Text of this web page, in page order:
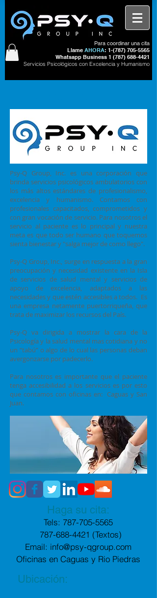
Para coordinar una cita
Llame AHORA: 1-(787) 705-5565
Whatsapp Business 1 (787) 688-4421
Servicios Psicológicos con Excelencia y Humanismo
Psy-Q Group, Inc. es una corporación que
brinda servicios psicológicos ambulatorios con
los más altos estándares de profesionalismo,
excelencia y humanismo. Contamos con
profesionales capacitados, comprometidos y
con gran vocación de servicio. Para nosotros el
servicio al paciente es lo principal y nuestra
meta es que todo ser humano que toquemos
sienta bienestar y "salga mejor de como llego".
Psy-Q Group, Inc., surge en respuesta a la gran
preocupación y necesidad existente en la Isla
de servicios de salud mental y servicios de
apoyo de excelencia, adaptados a las
necesidades y que estén accesibles a todos. Es
una empresa netamente puertorriqueña, que
trata de maximizar los recursos del País.
Psy-Q va dirigida a mostrar la cara de la
Psicología y la salud mental mas cotidiana y no
un “tabú” o algo de lo cual las personas deban
avergonzarse por padecerlo.
Para nosotros es importante que el paciente
tenga accesibilidad a los servicios es por esto
que contamos con oficinas en: Caguas y San
Juan.
Haga su cita:
Tels: 787-705-5565
787-688-4421 (Textos)
Email: info@psy-qgroup.com
Oficinas en Caguas y Rio Piedras
Ubicación: